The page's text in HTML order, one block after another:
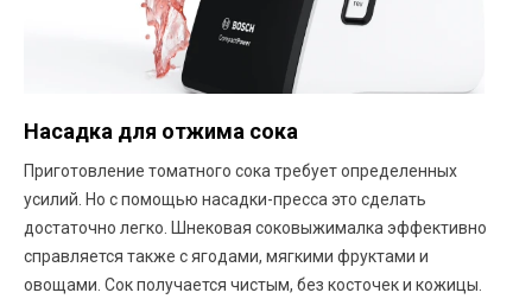
Насадка для отжима сока
Приготовление томатного сока требует определенных
усилий. Но с помощью насадки-пресса это сделать
достаточно легко. Шнековая соковыжималка эффективно
справляется также с ягодами, мягкими фруктами и
овощами. Сок получается чистым, без косточек и кожицы.